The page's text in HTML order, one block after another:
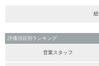
評価項目別ランキング
営業スタッフ